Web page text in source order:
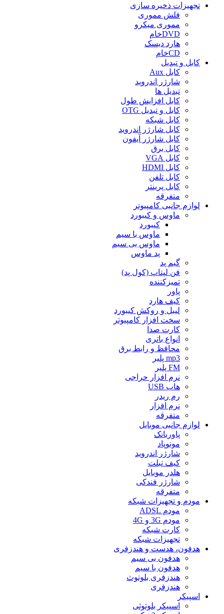
تجهیزات ذخیره سازی
فلش مموری
مموری میکرو
DVDخام
هارد دیسک
CDخام
کابل و تبدیل
کابل Aux
شارژر اندروید
تبدیل ها
کابل افزایش طول
کابل و تبدیل OTG
کابل شبکه
کابل شارژر اندروید
کابل شارژر آیفون
کابل برق
کابل VGA
کابل HDMI
کابل تلفن
کابل پرینتر
متفرقه
لوازم جانبی کامپیوتر
ماوس و کیبورد
کیبورد
ماوس با سیم
ماوس بی سیم
پد ماوس
گیم پد
فن لپتاپ (کول پد)
تمیزکننده
پاور
کیف هارد
لیبل و روکش کیبورد
سخت افزار کامپیوتر
کارت صدا
انواع باتری
محافظ و رابط برق
mp3 پلیر
FM پلیر
نرم افزار حراجی
هاب USB
رم ریدر
نرم افزار
متفرقه
لوازم جانبی موبایل
پاوربانک
مونوپاد
شارژر اندروید
کیف تبلت
هلدر موبایل
شارژر فندکی
متفرقه
مودم و تجهیزات شبکه
مودم ADSL
مودم 3G و 4G
کارت شبکه
تجهیزات شبکه
هدفون، هدست و هندزفری
هدفون بی سیم
هدفون با سیم
هندزفری بلوتوث
هندزفری
اسپیکر
اسپیکر بلوتوثی